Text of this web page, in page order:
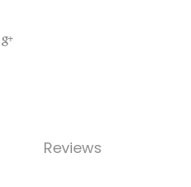
Reviews